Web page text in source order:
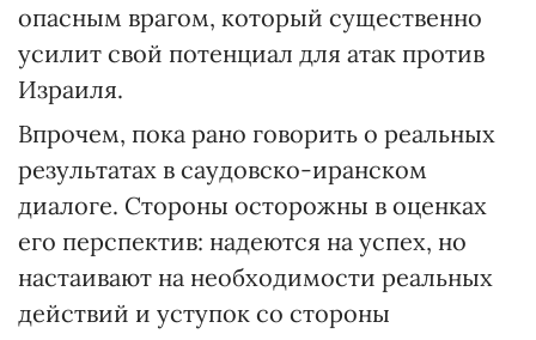
опасным врагом, который существенно
усилит свой потенциал для атак против
Израиля.
Впрочем, пока рано говорить о реальных
результатах в саудовско-иранском
диалоге. Стороны осторожны в оценках
его перспектив: надеются на успех, но
настаивают на необходимости реальных
действий и уступок со стороны